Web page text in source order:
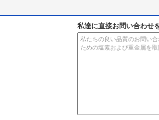
私達に直接お問い合わせ